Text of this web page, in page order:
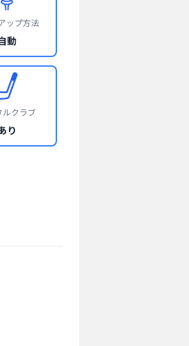
ップ方法
動
ルクラブ
り